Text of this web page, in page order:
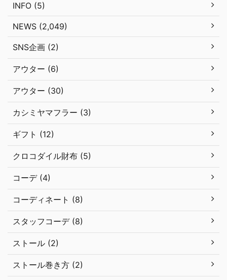
INFO (5)
NEWS (2,049)
SNS企画 (2)
アウター (6)
アウター (30)
カシミヤマフラー (3)
ギフト (12)
クロコダイル財布 (5)
コーデ (4)
コーディネート (8)
スタッフコーデ (8)
ストール (2)
ストール巻き方 (2)